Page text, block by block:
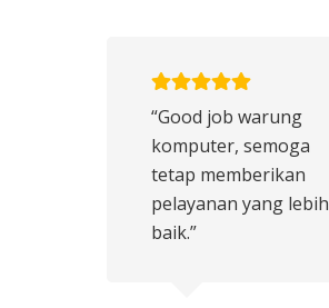
“Good job warung
komputer, semoga
tetap memberikan
pelayanan yang lebih
baik.”